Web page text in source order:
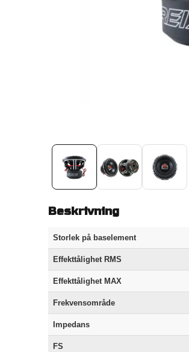
Beskrivning
Storlek på baselement
Effekttålighet RMS
Effekttålighet MAX
Frekvensområde
Impedans
FS